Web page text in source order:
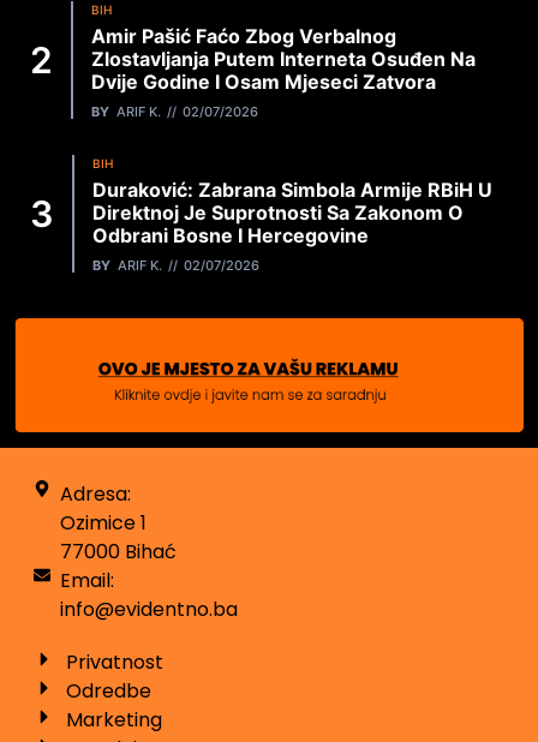
BIH
Amir Pašić Faćo Zbog Verbalnog
Zlostavljanja Putem Interneta Osuđen Na
Dvije Godine I Osam Mjeseci Zatvora
BY ARIF K. 02/07/2026
BIH
Duraković: Zabrana Simbola Armije RBiH U
Direktnoj Je Suprotnosti Sa Zakonom O
Odbrani Bosne I Hercegovine
BY ARIF K. 02/07/2026
Adresa:
Ozimice 1
77000 Bihać
Email:
info@evidentno.ba
Privatnost
Odredbe
Marketing